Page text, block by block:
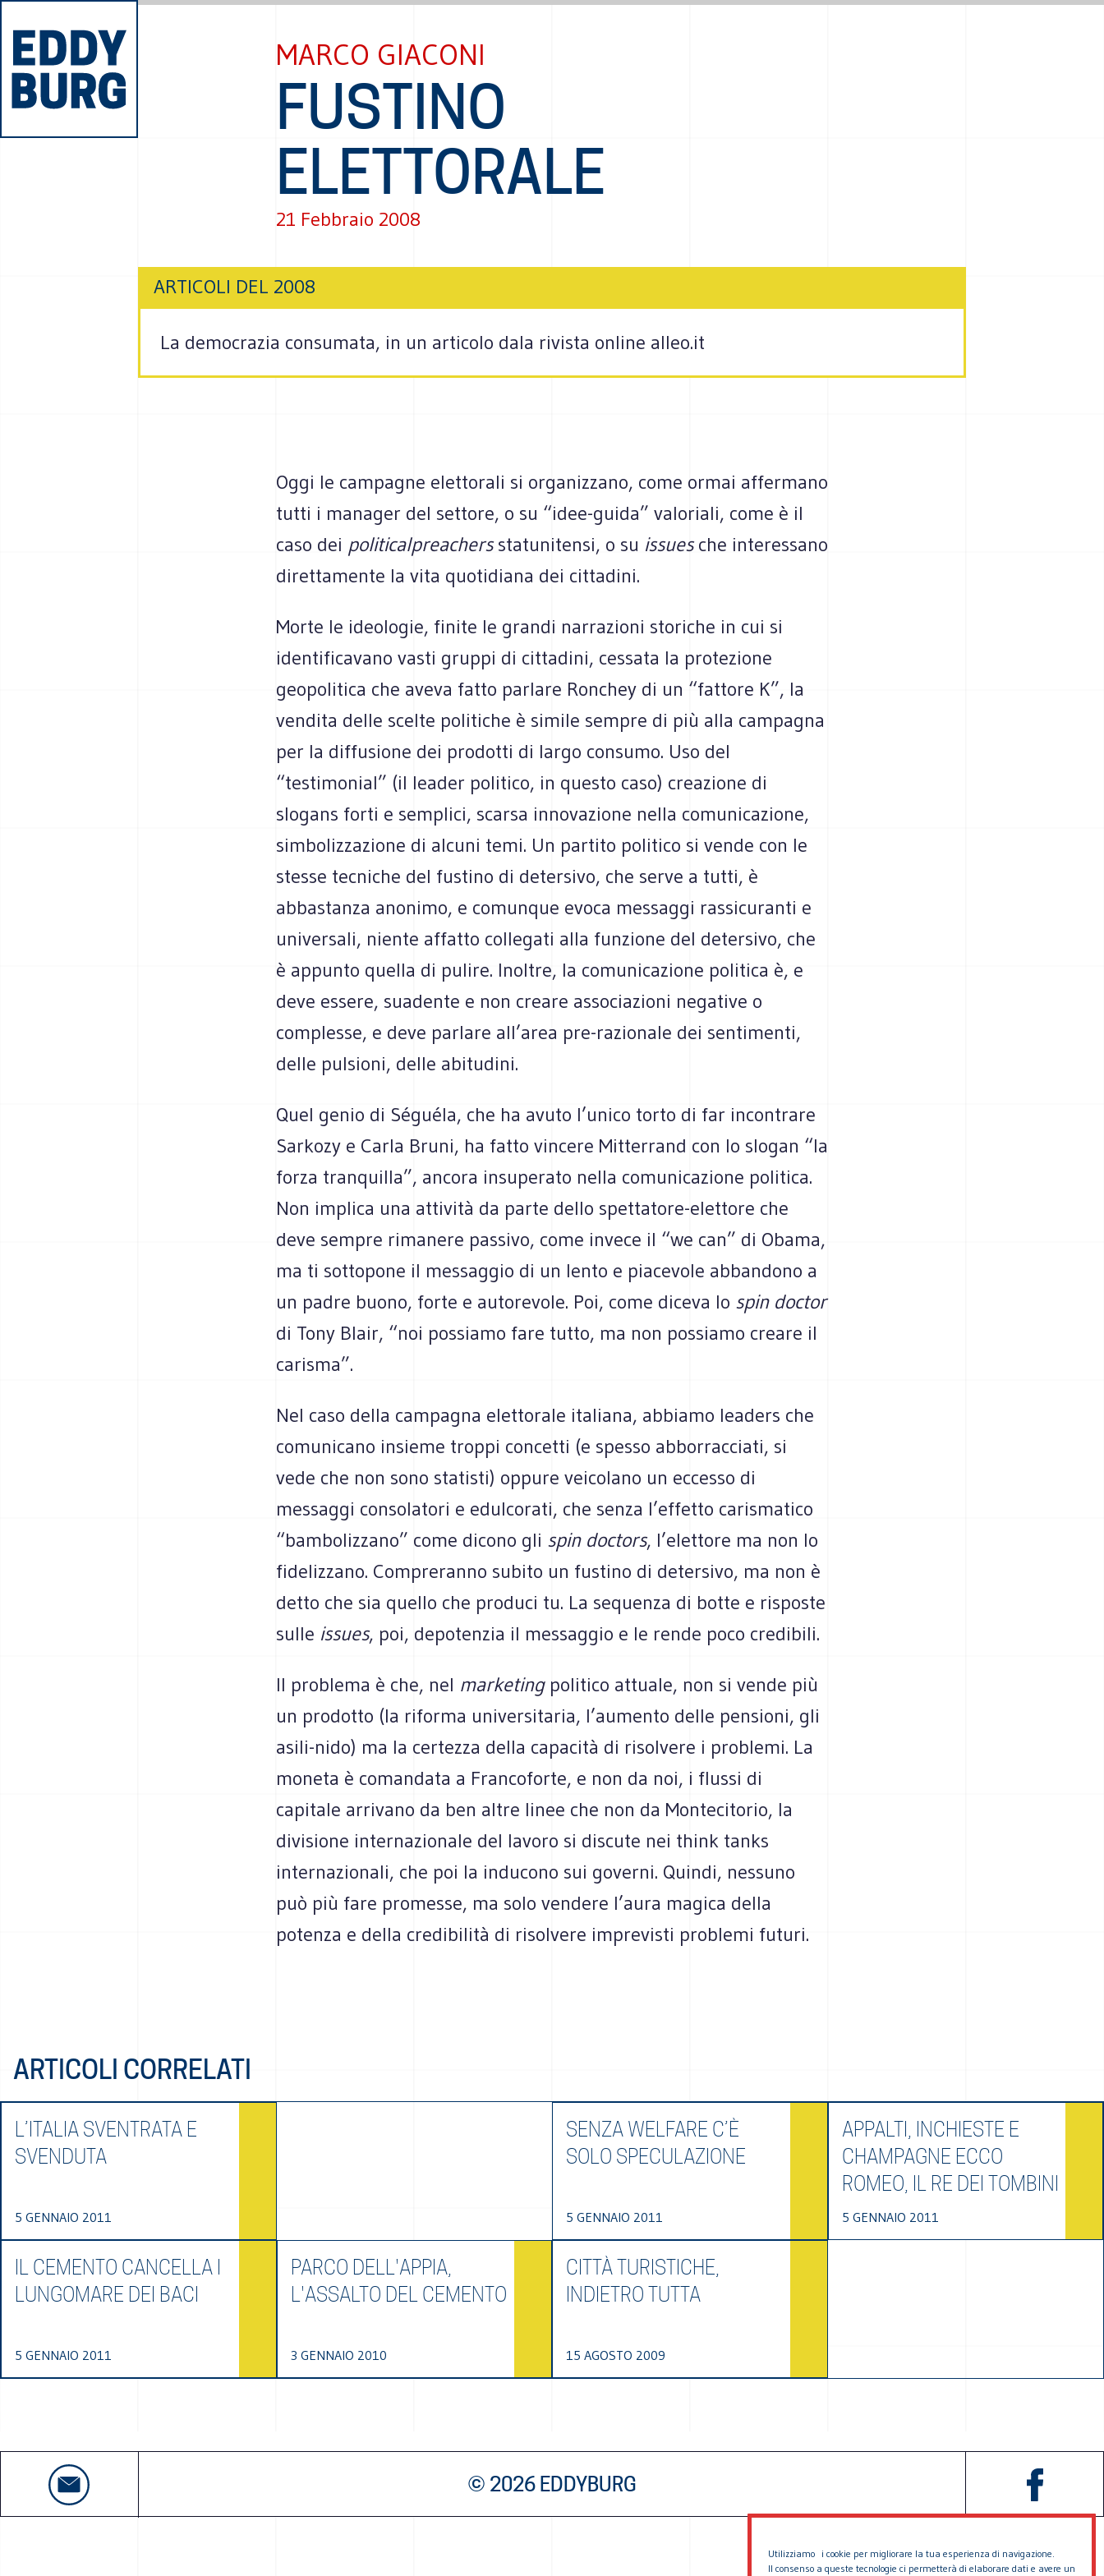
Utilizziamo i cookie per migliorare la tua esperienza di navigazione.
Il consenso a queste tecnologie ci permetterà di elaborare dati e avere un
MARCO GIACONI
FUSTINO
ELETTORALE
21 Febbraio 2008
ARTICOLI DEL 2008
La democrazia consumata, in un articolo dala rivista online alleo.it
Oggi le campagne elettorali si organizzano, come ormai affermano
tutti i manager del settore, o su “idee-guida” valoriali, come è il
caso dei politicalpreachersstatunitensi, o su issuesche interessano
direttamente la vita quotidiana dei cittadini.
Morte le ideologie, finite le grandi narrazioni storiche in cui si
identificavano vasti gruppi di cittadini, cessata la protezione
geopolitica che aveva fatto parlare Ronchey di un “fattore K”, la
vendita delle scelte politiche è simile sempre di più alla campagna
per la diffusione dei prodotti di largo consumo. Uso del
“testimonial” (il leader politico, in questo caso) creazione di
slogans forti e semplici, scarsa innovazione nella comunicazione,
simbolizzazione di alcuni temi. Un partito politico si vende con le
stesse tecniche del fustino di detersivo, che serve a tutti, è
abbastanza anonimo, e comunque evoca messaggi rassicuranti e
universali, niente affatto collegati alla funzione del detersivo, che
è appunto quella di pulire. Inoltre, la comunicazione politica è, e
deve essere, suadente e non creare associazioni negative o
complesse, e deve parlare all’area pre-razionale dei sentimenti,
delle pulsioni, delle abitudini.
Quel genio di Séguéla, che ha avuto l’unico torto di far incontrare
Sarkozy e Carla Bruni, ha fatto vincere Mitterrand con lo slogan “la
forza tranquilla”, ancora insuperato nella comunicazione politica.
Non implica una attività da parte dello spettatore-elettore che
deve sempre rimanere passivo, come invece il “we can” di Obama,
ma ti sottopone il messaggio di un lento e piacevole abbandono a
un padre buono, forte e autorevole. Poi, come diceva lo spin doctor
di Tony Blair, “noi possiamo fare tutto, ma non possiamo creare il
carisma”.
Nel caso della campagna elettorale italiana, abbiamo leaders che
comunicano insieme troppi concetti (e spesso abborracciati, si
vede che non sono statisti) oppure veicolano un eccesso di
messaggi consolatori e edulcorati, che senza l’effetto carismatico
“bambolizzano” come dicono gli spin doctors, l’elettore ma non lo
fidelizzano. Compreranno subito un fustino di detersivo, ma non è
detto che sia quello che produci tu. La sequenza di botte e risposte
sulle issues, poi, depotenzia il messaggio e le rende poco credibili.
Il problema è che, nel marketingpolitico attuale, non si vende più
un prodotto (la riforma universitaria, l’aumento delle pensioni, gli
asili-nido) ma la certezza della capacità di risolvere i problemi. La
moneta è comandata a Francoforte, e non da noi, i flussi di
capitale arrivano da ben altre linee che non da Montecitorio, la
divisione internazionale del lavoro si discute nei think tanks
internazionali, che poi la inducono sui governi. Quindi, nessuno
può più fare promesse, ma solo vendere l’aura magica della
potenza e della credibilità di risolvere imprevisti problemi futuri.
ARTICOLI CORRELATI
L’ITALIA SVENTRATA E
SVENDUTA
5 GENNAIO 2011
SENZA WELFARE C’È
SOLO SPECULAZIONE
5 GENNAIO 2011
APPALTI, INCHIESTE E
CHAMPAGNE ECCO
ROMEO, IL RE DEI TOMBINI
5 GENNAIO 2011
IL CEMENTO CANCELLA I
LUNGOMARE DEI BACI
5 GENNAIO 2011
PARCO DELL'APPIA,
L'ASSALTO DEL CEMENTO
3 GENNAIO 2010
CITTÀ TURISTICHE,
INDIETRO TUTTA
15 AGOSTO 2009
© 2026 EDDYBURG